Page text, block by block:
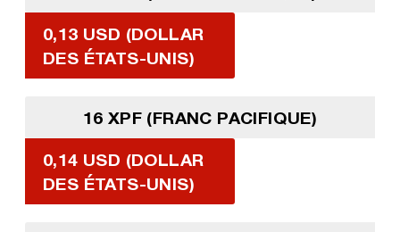
0,13 USD (DOLLAR
DES ÉTATS-UNIS)
16 XPF (FRANC PACIFIQUE)
0,14 USD (DOLLAR
DES ÉTATS-UNIS)